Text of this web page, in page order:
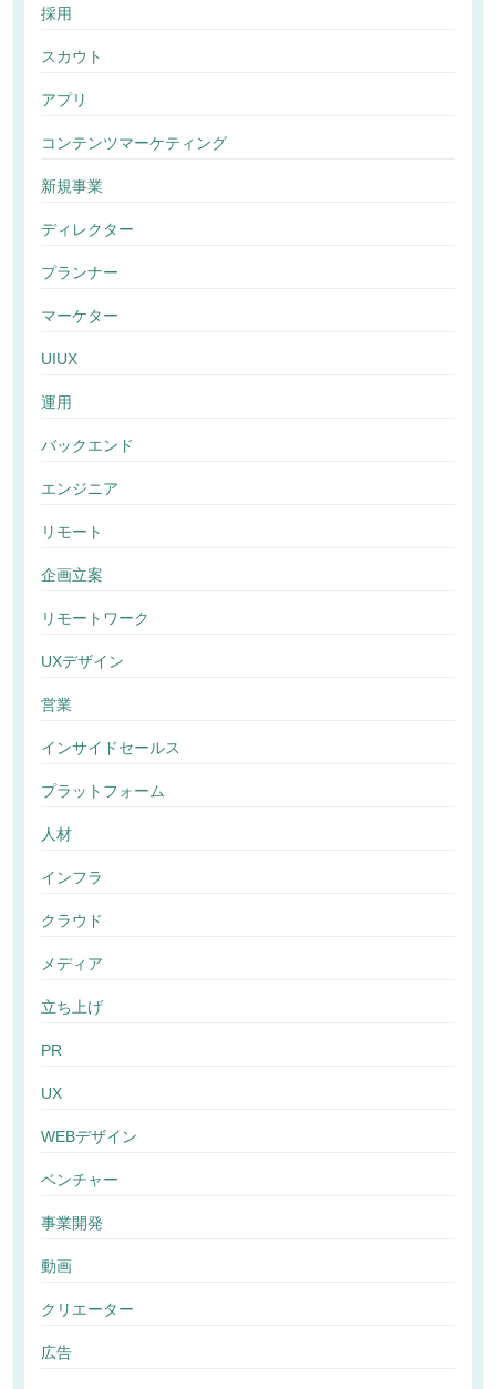
採用
スカウト
アプリ
コンテンツマーケティング
新規事業
ディレクター
プランナー
マーケター
UIUX
運用
バックエンド
エンジニア
リモート
企画立案
リモートワーク
UXデザイン
営業
インサイドセールス
プラットフォーム
人材
インフラ
クラウド
メディア
立ち上げ
PR
UX
WEBデザイン
ベンチャー
事業開発
動画
クリエーター
広告